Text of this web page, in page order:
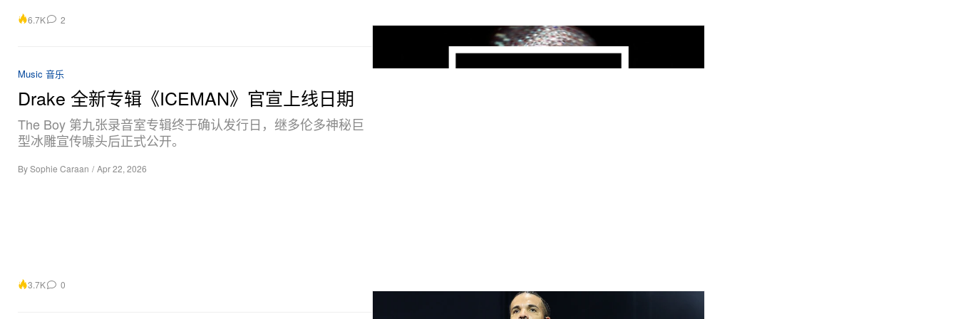
6.7K 2
Music 音乐
Drake 全新专辑《ICEMAN》官宣上线日期
The Boy 第九张录音室专辑终于确认发行日，继多伦多神秘巨
型冰雕宣传噱头后正式公开。
BySophie Caraan / Apr 22, 2026
3.7K 0